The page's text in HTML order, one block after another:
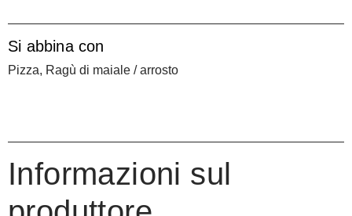
l'aggiunta di lieviti esterni.
risultato supera ogni aspettativa. La
tipicità del Sangiovese si esprime
perfettamente, con note mature di frutti
Si abbina con
Pizza, Ragù di maiale / arrosto
Informazioni sul